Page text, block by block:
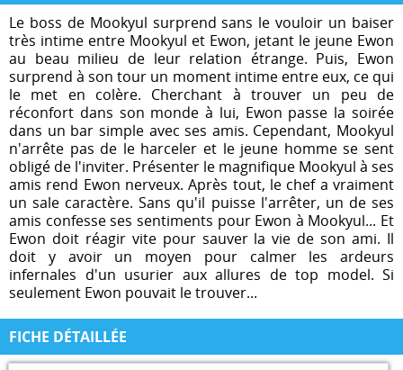
Le boss de Mookyul surprend sans le vouloir un baiser
très intime entre Mookyul et Ewon, jetant le jeune Ewon
au beau milieu de leur relation étrange. Puis, Ewon
surprend à son tour un moment intime entre eux, ce qui
le met en colère. Cherchant à trouver un peu de
réconfort dans son monde à lui, Ewon passe la soirée
dans un bar simple avec ses amis. Cependant, Mookyul
n'arrête pas de le harceler et le jeune homme se sent
obligé de l'inviter. Présenter le magnifique Mookyul à ses
amis rend Ewon nerveux. Après tout, le chef a vraiment
un sale caractère. Sans qu'il puisse l'arrêter, un de ses
amis confesse ses sentiments pour Ewon à Mookyul... Et
Ewon doit réagir vite pour sauver la vie de son ami. Il
doit y avoir un moyen pour calmer les ardeurs
infernales d'un usurier aux allures de top model. Si
seulement Ewon pouvait le trouver...
FICHE DÉTAILLÉE